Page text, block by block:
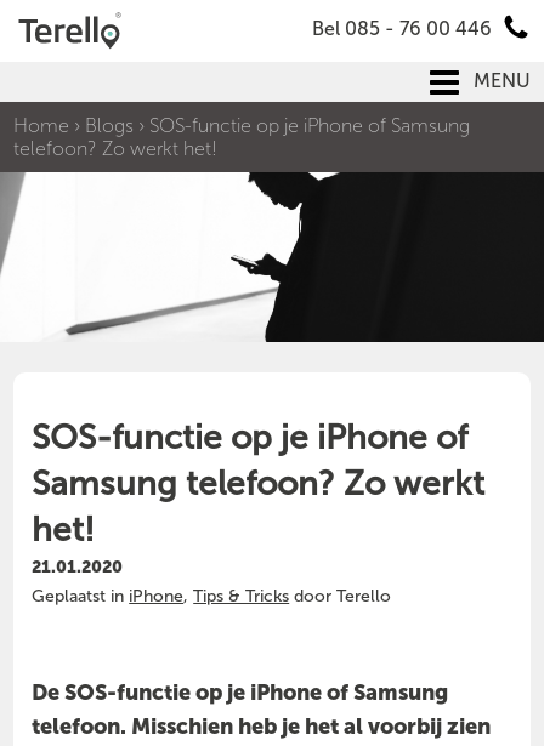
Bel 085 - 76 00 446
MENU
Home › Blogs › SOS-functie op je iPhone of Samsung
telefoon? Zo werkt het!
SOS-functie op je iPhone of
Samsung telefoon? Zo werkt
het!
21.01.2020
Geplaatst in iPhone,Tips & Tricks door Terello
De SOS-functie op je iPhone of Samsung
telefoon. Misschien heb je het al voorbij zien